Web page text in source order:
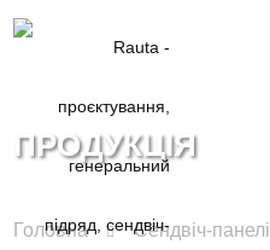
ПРОДУКЦІЯ
Головна Сендвіч-панелі